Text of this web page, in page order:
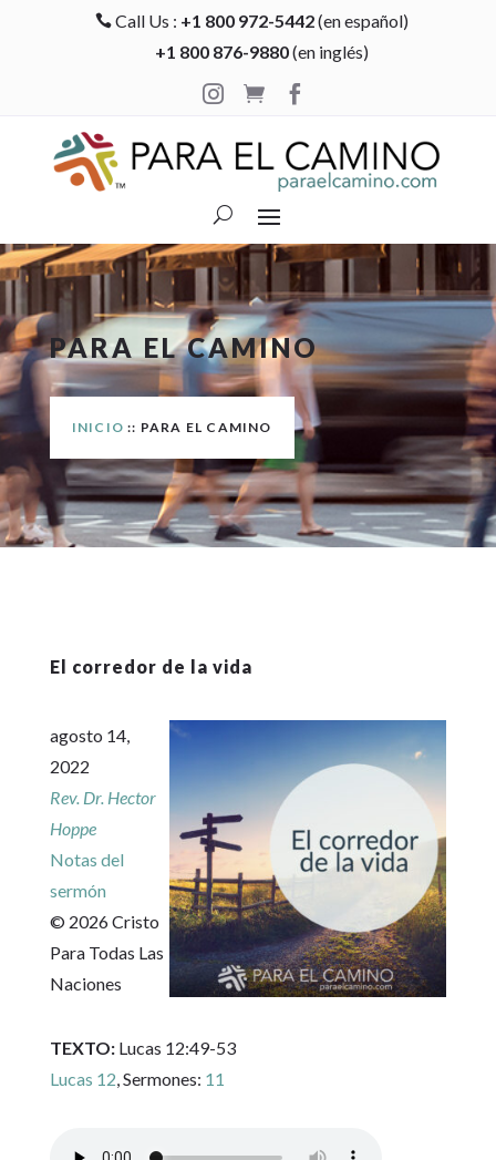
 Call Us : +1 800 972-5442(en español)
+1 800 876-9880(en inglés)

 
PARA EL CAMINO
INICIO :: PARA EL CAMINO
El corredor de la vida
agosto 14,
2022
Rev. Dr. Hector
Hoppe
Notas del
sermón
© 2026 Cristo
Para Todas Las
Naciones
TEXTO: Lucas 12:49-53
Lucas 12, Sermones: 11